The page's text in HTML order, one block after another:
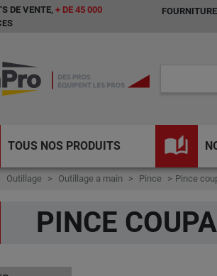
DE VENTE, + DE 45 000
TOUS NOS PRODUITS auto_stories
Outillage Outillage a main Pince Pince
PINCE